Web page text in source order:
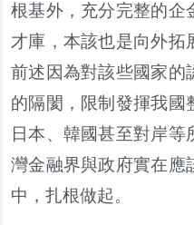
根基外， 充分完整的企
才庫 ， 本該也是向外拓
前述因為對該些國家的
的隔閡 ， 限制發揮我國
日本、 韓國甚至對岸等
灣金融界與政府實在應
中 ， 扎根做起。